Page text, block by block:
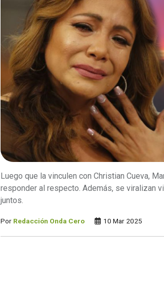
Luego que la vinculen con Christian Cueva,
responder al respecto. Además, se viralizan
juntos.
Por Redacción Onda Cero 10 Mar 2025